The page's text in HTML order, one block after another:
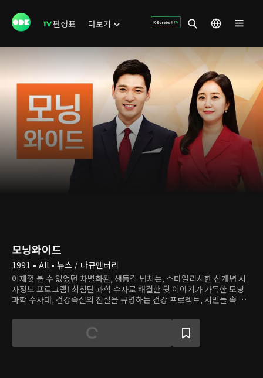
편성표 더보기
모닝와이드
1991 • All • 뉴스 / 다큐멘터리
이제껏 볼 수 없었던 차별화된, 생동감 넘치는, 스타일리시한 신개념 시
사정보 프로그램! 최첨단 과학 수사로 해결한 뒷 이야기가 가득한 모닝
과학 수사대, 건강속설의 진실을 규명하는 건강 프로젝트, 시민들 속 용
연다.